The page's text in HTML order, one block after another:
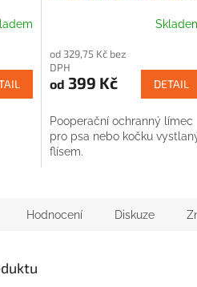
od 329,75 Kč bez
DPH
od 399 Kč DETAIL
Pooperační ochranný límec
pro psa nebo kočku
flísem.
Hodnocení Diskuze